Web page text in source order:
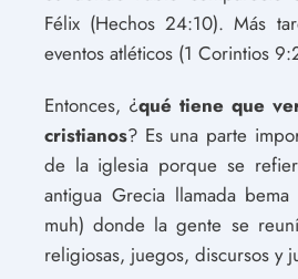
Félix (Hechos 24:10). Más
eventos atléticos (1 Corintios
Entonces, ¿qué tiene que
cristianos? Es una parte
de la iglesia porque se
antigua Grecia llamada bema
muh) donde la gente se
religiosas, juegos, discursos y